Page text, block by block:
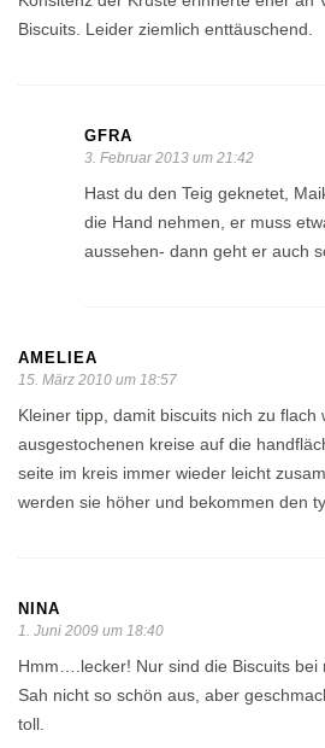
Biscuits. Leider ziemlich enttäuschend.
GFRA
3. Februar 2013 um 21:42
Hast du den Teig geknetet,
die Hand nehmen, er muss
aussehen- dann geht er auch
AMELIEA
15. März 2010 um 18:57
Kleiner tipp, damit biscuits nich zu flach
ausgestochenen kreise auf die
seite im kreis immer wieder leicht
werden sie höher und bekommen den
NINA
1. Juni 2009 um 18:40
Hmm….lecker! Nur sind die Biscuits bei
Sah nicht so schön aus, aber
toll.